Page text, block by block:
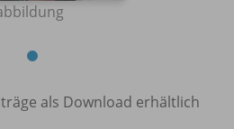
als Download erhältlich